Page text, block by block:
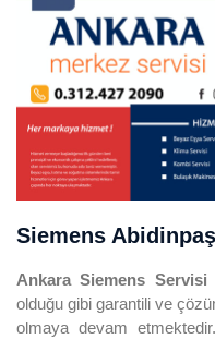
Siemens
Ankara Siemens Servisi
olduğu gibi garantili ve
olmaya devam